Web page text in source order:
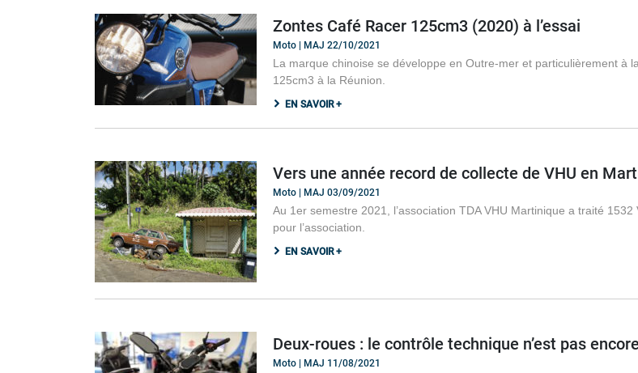
Zontes Café Racer 125cm3 (2020) à l’essai
Moto | MAJ 22/10/2021
La marque chinoise se développe en Outre-mer et particulièrement à
125cm3 à la Réunion.
EN SAVOIR +
Vers une année record de collecte de VHU en
Moto | MAJ 03/09/2021
Au 1er semestre 2021, l’association TDA VHU Martinique a traité
pour l’association.
EN SAVOIR +
Deux-roues : le contrôle technique n’est pas
Moto | MAJ 11/08/2021